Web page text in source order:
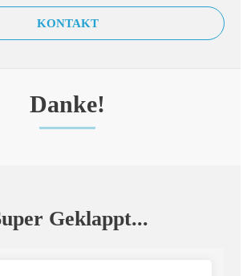
KONTAKT
Danke!
Geklappt...